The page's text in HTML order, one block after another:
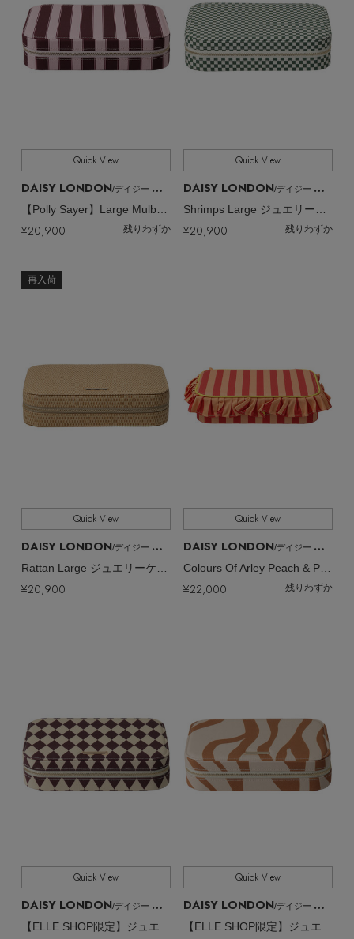
ルームウェア・パジャマ
クラッチバッグ
ベルト
グローブ
ポーチ
チャーム・ストラップ
コサージュ・ブローチ
アンクレット
バッグ・小物
水着・スイムウェア
特集一覧
NEW IN BRAND
HOT STYLE
EDITOR'S CLOSET
エディター厳選ギフト
【エディターズ・エッセンシャル】
ベーシックとトレンドが交差する16の名品
PATTERN 全てのパターン
販売状況 すべて
Quick View
DAISY LONDON/デイジー ロンドン
¥20,900 残りわずか
Quick View
DAISY LONDON/デイジー ロンドン
¥20,900 残りわずか
再入荷
Quick View
DAISY LONDON/デイジー ロンドン
¥20,900
Quick View
DAISY LONDON/デイジー ロンドン
Colours Of Arley Peach & Pistachio ジュエリーケース
¥22,000 残りわずか
Quick View
DAISY LONDON/デイジー ロンドン
【ELLE SHOP限定】ジュエリーケース
Quick View
DAISY LONDON/デイジー ロンドン
【ELLE SHOP限定】ジュエリーケース